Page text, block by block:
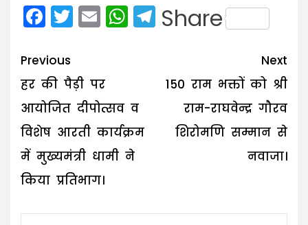
Facebook
Twitter
EmailWhatsApp
Telegram
Share
Post
navigation
Previous
हर की पैड़ी पर
आयोजित दीपोत्सव व
विशेष आरती कार्यक्रम
में मुख्यमंत्री धामी ने
किया प्रतिभाग।
Next
150 राम भक्तों को श्री
राम-राघवेन्द्र गौरव
शिरोमणि सम्मान से
नवाजा।